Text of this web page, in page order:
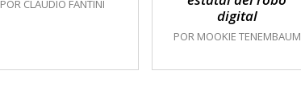
POR CLAUDIO FANTINI
digital
POR MOOKIE TENEMBAUM